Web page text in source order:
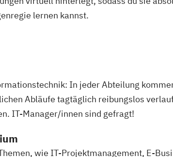
lernen kannst.
In jeder Abteilung
Abläufe tagtäglich reibungslos
IT-Manager/innen sind gefragt!
wie IT-Projektmanagement, E-